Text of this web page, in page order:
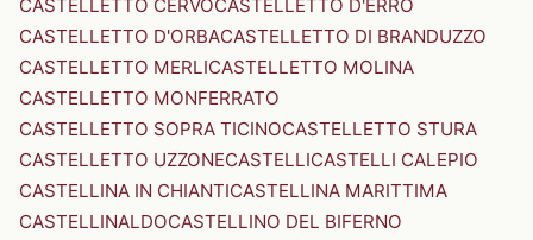
CASTELLETTO CERVOCASTELLETTO D'ERRO
CASTELLETTO D'ORBACASTELLETTO DI BRANDUZZO
CASTELLETTO MERLICASTELLETTO MOLINA
CASTELLETTO MONFERRATO
CASTELLETTO SOPRA TICINOCASTELLETTO STURA
CASTELLETTO UZZONECASTELLICASTELLI CALEPIO
CASTELLINA IN CHIANTICASTELLINA MARITTIMA
CASTELLINALDOCASTELLINO DEL BIFERNO